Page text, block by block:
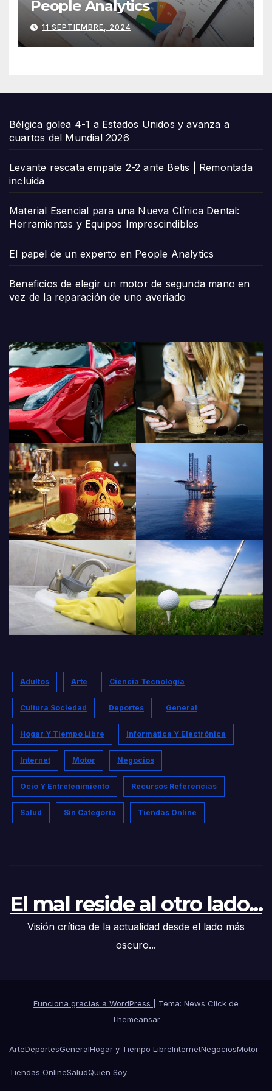
People Analytics
11 SEPTIEMBRE, 2024
Bélgica golea 4-1 a Estados Unidos y avanza a
cuartos del Mundial 2026
Levante rescata empate 2-2 ante Betis | Remontada
incluida
Material Esencial para una Nueva Clínica Dental:
Herramientas y Equipos Imprescindibles
El papel de un experto en People Analytics
Beneficios de elegir un motor de segunda mano en
vez de la reparación de uno averiado
Adultos Arte Ciencia Tecnología
Cultura Sociedad Deportes General
Hogar Y Tiempo Libre Informática Y Electrónica
Internet Motor Negocios
Ocio Y Entretenimiento Recursos Referencias
Salud Sin Categoría Tiendas Online
El mal reside al otro lado...
Visión crítica de la actualidad desde el lado más
oscuro...
Funciona gracias a WordPress
Tema: News Click de
Themeansar
ArteDeportesGeneralHogar y Tiempo LibreInternetNegociosMotor
Tiendas OnlineSaludQuien Soy